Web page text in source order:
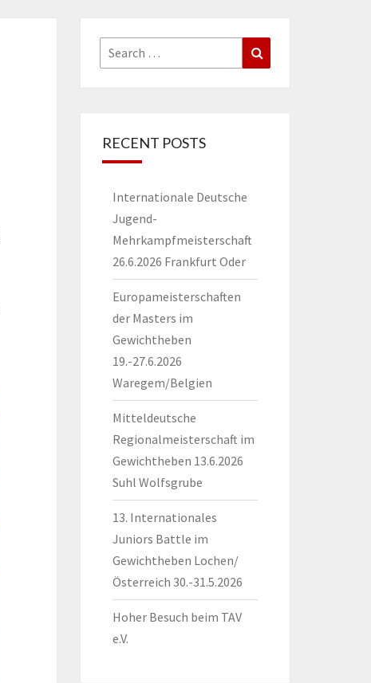
Search
for:
RECENT POSTS
Internationale Deutsche
Jugend-
Mehrkampfmeisterschaft
26.6.2026 Frankfurt Oder
Europameisterschaften
der Masters im
Gewichtheben
19.-27.6.2026
Waregem/Belgien
Mitteldeutsche
Regionalmeisterschaft im
Gewichtheben 13.6.2026
Suhl Wolfsgrube
13. Internationales
Juniors Battle im
Gewichtheben Lochen/
Österreich 30.-31.5.2026
Hoher Besuch beim TAV
e.V.